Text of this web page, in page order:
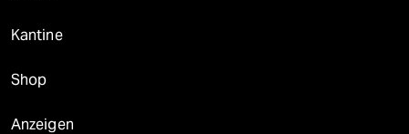
Kantine
Shop
Anzeigen